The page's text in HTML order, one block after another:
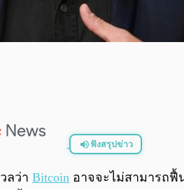
ฟังสรุปข่าว
ลว่า Bitcoin อาจจะไม่สามารถฟื้